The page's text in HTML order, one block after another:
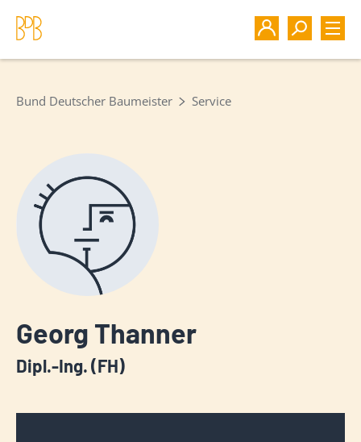
Bund Deutscher Baumeister Service
Georg Thanner
Dipl.-Ing. (FH)